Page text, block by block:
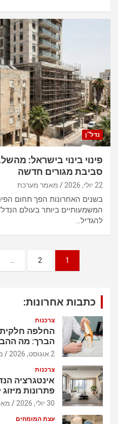
ce
o
k
at
s
A
p
p
נדל''ן
פינוי בינוי בישראל:
סביבת מגורים חדשה
22 יולי, 2026 מאמר מערכת
בשנים האחרונות הפך תחום
המשמעותיים ביותר בעולם
להגדיל…
ט
1
2
…
כתבות אחרונות:
צרכנות
החלפה
הברך: מה
2 אוגוסט, 2026
צרכנות
אינטגרציה
פתרונות
30 יולי, 2026
עצת המומחים